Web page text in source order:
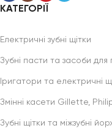
КАТЕГОРІЇ
Електричні зубні щітки
Зубні пасти та засоби для
Іригатори та електричні
Змінні касети Gillette,
Зубні щітки та міжзубні